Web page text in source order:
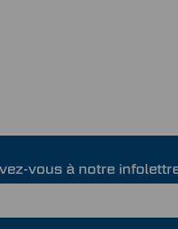
vous à notre